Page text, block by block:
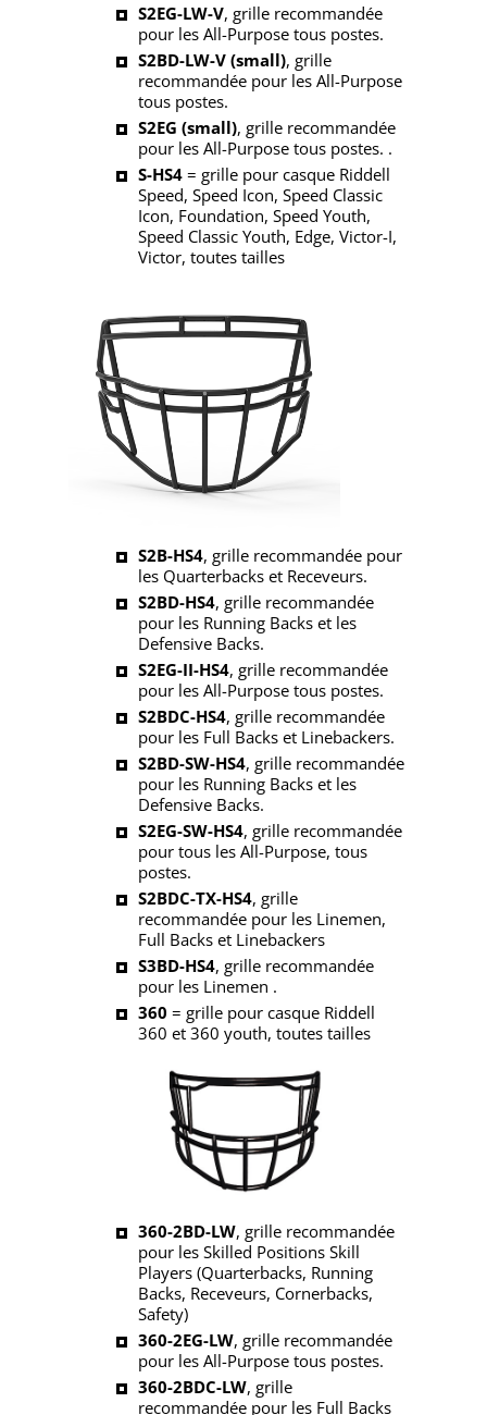
S2EG-LW-V, grille recommandée
pour les All-Purpose tous postes.
S2BD-LW-V (small), grille
recommandée pour les All-Purpose
tous postes.
S2EG (small), grille recommandée
pour les All-Purpose tous postes. .
S-HS4 = grille pour casque Riddell
Speed, Speed Icon, Speed Classic
Icon, Foundation, Speed Youth,
Speed Classic Youth, Edge, Victor-I,
Victor, toutes tailles
S2B-HS4, grille recommandée pour
les Quarterbacks et Receveurs.
S2BD-HS4, grille recommandée
pour les Running Backs et les
Defensive Backs.
S2EG-II-HS4, grille recommandée
pour les All-Purpose tous postes.
S2BDC-HS4, grille recommandée
pour les Full Backs et Linebackers.
S2BD-SW-HS4, grille recommandée
pour les Running Backs et les
Defensive Backs.
S2EG-SW-HS4, grille recommandée
pour tous les All-Purpose, tous
postes.
S2BDC-TX-HS4, grille
recommandée pour les Linemen,
Full Backs et Linebackers
S3BD-HS4, grille recommandée
pour les Linemen .
360 = grille pour casque Riddell
360 et 360 youth, toutes tailles
360-2BD-LW, grille recommandée
pour les Skilled Positions Skill
Players (Quarterbacks, Running
Backs, Receveurs, Cornerbacks,
Safety)
360-2EG-LW, grille recommandée
pour les All-Purpose tous postes.
360-2BDC-LW, grille
recommandée pour les Full Backs